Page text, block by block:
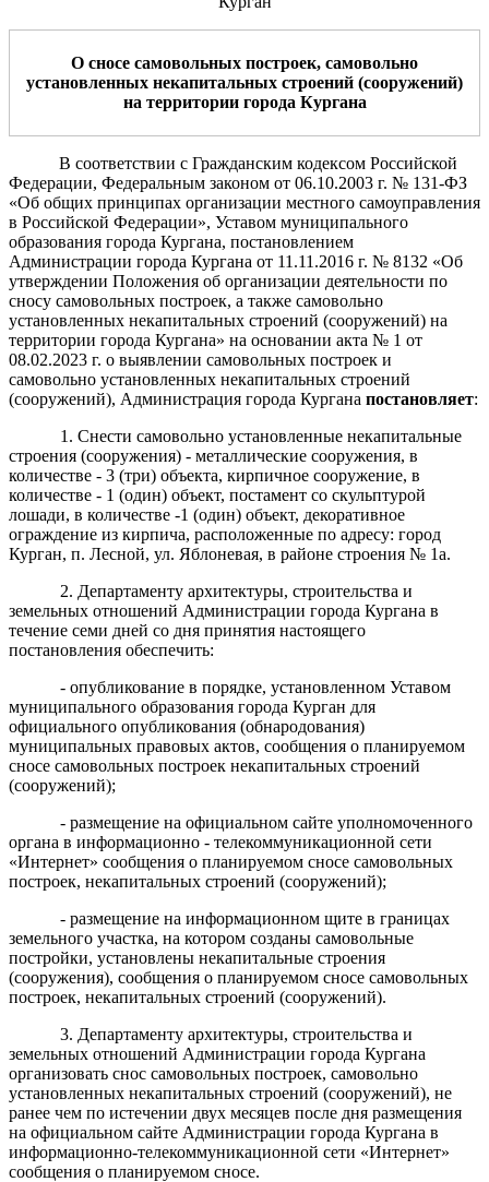
О сносе самовольных построек, самовольно
установленных некапитальных строений (сооружений)
на территории города Кургана
В соответствии с Гражданским кодексом Российской
Федерации, Федеральным законом от 06.10.2003 г. № 131-ФЗ
«Об общих принципах организации местного самоуправления
в Российской Федерации», Уставом муниципального
образования города Кургана, постановлением
Администрации города Кургана от 11.11.2016 г. № 8132 «Об
утверждении Положения об организации деятельности по
сносу самовольных построек, а также самовольно
установленных некапитальных строений (сооружений) на
территории города Кургана» на основании акта № 1 от
08.02.2023 г. о выявлении самовольных построек и
самовольно установленных некапитальных строений
(сооружений), Администрация города Кургана постановляет:
1. Снести самовольно установленные некапитальные
строения (сооружения) - металлические сооружения, в
количестве - 3 (три) объекта, кирпичное сооружение, в
количестве - 1 (один) объект, постамент со скульптурой
лошади, в количестве -1 (один) объект, декоративное
ограждение из кирпича, расположенные по адресу: город
Курган, п. Лесной, ул. Яблоневая, в районе строения № 1а.
2. Департаменту архитектуры, строительства и
земельных отношений Администрации города Кургана в
течение семи дней со дня принятия настоящего
постановления обеспечить:
- опубликование в порядке, установленном Уставом
муниципального образования города Курган для
официального опубликования (обнародования)
муниципальных правовых актов, сообщения о планируемом
сносе самовольных построек некапитальных строений
(сооружений);
- размещение на официальном сайте уполномоченного
органа в информационно - телекоммуникационной сети
«Интернет» сообщения о планируемом сносе самовольных
построек, некапитальных строений (сооружений);
- размещение на информационном щите в границах
земельного участка, на котором созданы самовольные
постройки, установлены некапитальные строения
(сооружения), сообщения о планируемом сносе самовольных
построек, некапитальных строений (сооружений).
3. Департаменту архитектуры, строительства и
земельных отношений Администрации города Кургана
организовать снос самовольных построек, самовольно
установленных некапитальных строений (сооружений), не
ранее чем по истечении двух месяцев после дня размещения
на официальном сайте Администрации города Кургана в
информационно-телекоммуникационной сети «Интернет»
сообщения о планируемом сносе.